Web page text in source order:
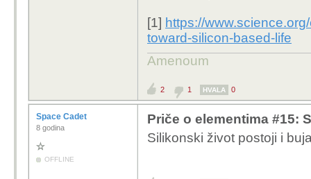
[1] https://
toward-silicon-based-life
Amenoum
2 1 HVALA 0
Space Cadet
8 godina
OFFLINE
Priče o elementima #15:
Silikonski život postoji i